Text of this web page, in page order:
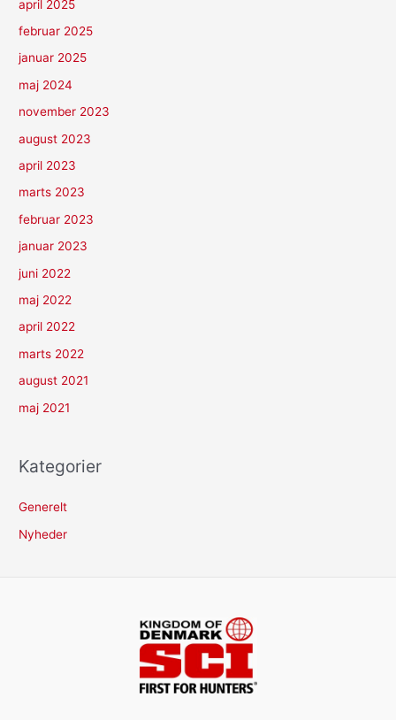
april 2025
februar 2025
januar 2025
maj 2024
november 2023
august 2023
april 2023
marts 2023
februar 2023
januar 2023
juni 2022
maj 2022
april 2022
marts 2022
august 2021
maj 2021
Kategorier
Generelt
Nyheder